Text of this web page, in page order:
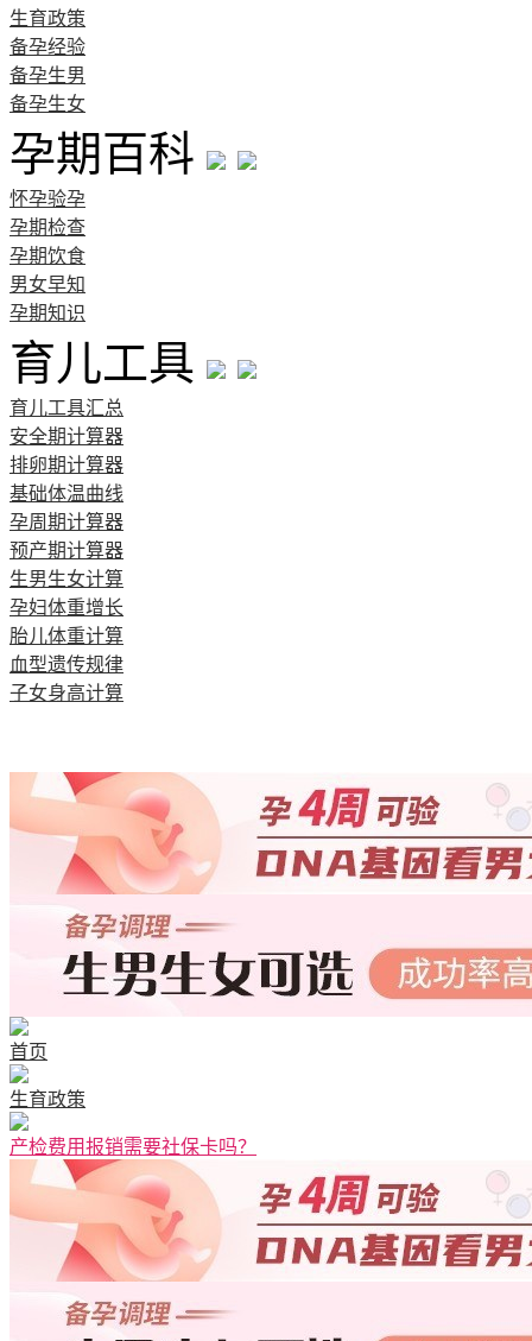
生育政策
备孕经验
备孕生男
备孕生女
孕期百科
怀孕验孕
孕期检查
孕期饮食
男女早知
孕期知识
育儿工具
育儿工具汇总
安全期计算器
排卵期计算器
基础体温曲线
孕周期计算器
预产期计算器
生男生女计算
孕妇体重增长
胎儿体重计算
血型遗传规律
子女身高计算
首页
生育政策
产检费用报销需要社保卡吗？